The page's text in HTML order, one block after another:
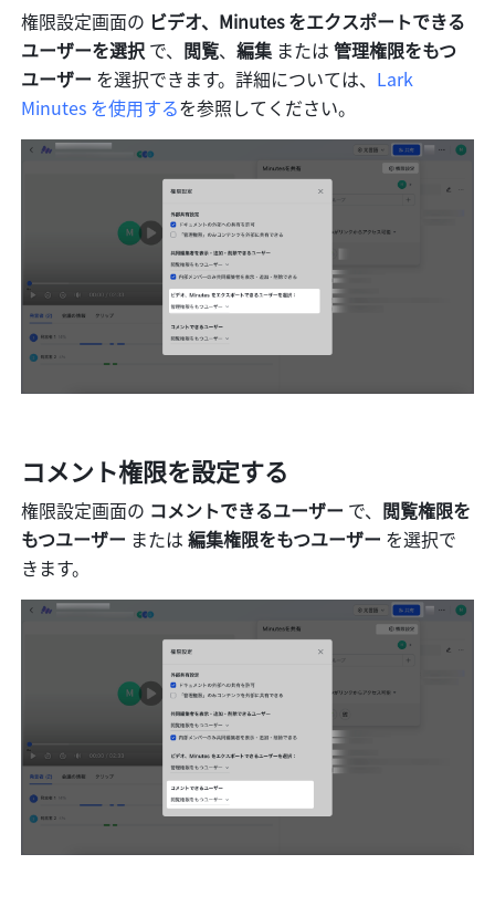
権限設定画面の ビデオ、Minutes をエクスポートできる
ユーザーを選択 で、 閲覧、編集 または 管理権限をもつ
ユーザー を選択できます。詳細については、 Lark
Minutes を使用するを参照してください。
コメント権限を設定する
権限設定画面の コメントできるユーザー で、 閲覧権限を
もつユーザー または 編集権限をもつユーザー を選択で
きます。